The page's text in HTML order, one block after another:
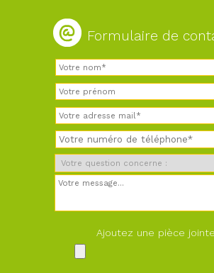
Formulaire de
Ajoutez une pièce